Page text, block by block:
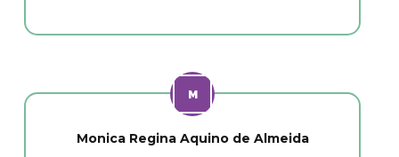
Monica Regina Aquino de Almeida